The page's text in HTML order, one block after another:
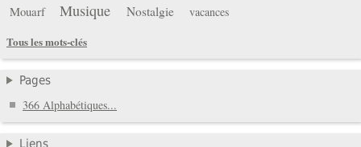
Mouarf Musique Nostalgie
vacances
Tous les mots-clés
Pages
366 Alphabétiques...
Liens